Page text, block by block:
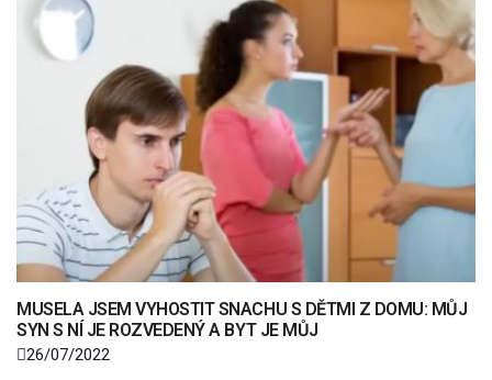
MUSELA JSEM VYHOSTIT SNACHU S DĚTMI Z DOMU: MŮJ
SYN S NÍ JE ROZVEDENÝ A BYT JE MŮJ
26/07/2022